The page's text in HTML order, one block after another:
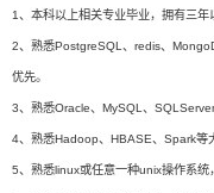
1、本科以上相关专业毕业，拥有三年
2、熟悉PostgreSQL、redis、
优先。
3、熟悉Oracle、MySQL、SQLServer
4、熟悉Hadoop、HBASE、Spark等
5、熟悉linux或任意一种unix操作系统